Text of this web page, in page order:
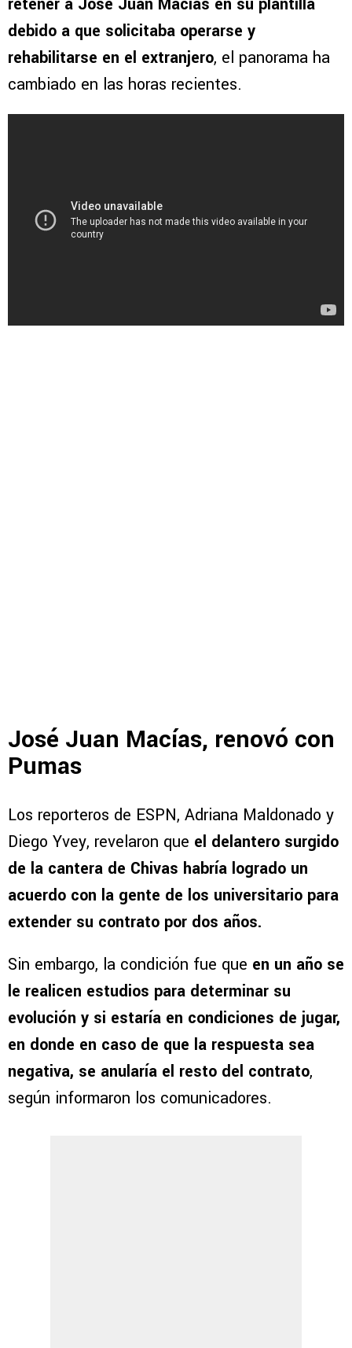
debido a que solicitaba operarse y
rehabilitarse en el extranjero, el panorama ha
cambiado en las horas recientes.
José Juan Macías, renovó con
Pumas
Los reporteros de ESPN, Adriana Maldonado y
Diego Yvey, revelaron que el delantero surgido
de la cantera de Chivas habría logrado un
acuerdo con la gente de los universitario para
extender su contrato por dos años.
Sin embargo, la condición fue que en un año se
le realicen estudios para determinar su
evolución y si estaría en condiciones de jugar,
en donde en caso de que la respuesta sea
negativa, se anularía el resto del contrato,
según informaron los comunicadores.